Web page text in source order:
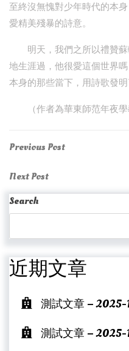
至終沒無愧對少年時代的本
愛精美殘暴的詩意。
明天，我們之所以禮贊
地生涯過，他很愛這個世界
本身的那些當下，用詩歌發明
（作者為華東師范年夜
Post
navigation
Previous
Previous Post
Next
Post
Next Post
Search
近期文章
測試文章 –
測試文章 –